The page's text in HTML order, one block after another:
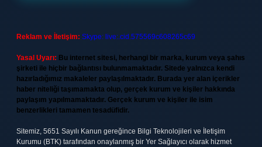
Reklam ve İletişim: Skype: live:.cid.575569c608265c69
Yasal Uyarı: Bu internet sitesi, herhangi bir marka, kurum veya şahıs
şirketi ile hiçbir bağlantısı bulunmamaktadır. Sitede yalnızca kendi
hazırladığımız makaleler paylaşılmaktadır. Burada yer alan içerikler
haber niteliği taşımamakta olup, gerçek kurum ve kişiler hakkında
paylaşım yapılmamaktadır. Gerçek kurum ve kişiler ile isim
benzerlikleri tamamen tesadüfidir.
Sitemiz, 5651 Sayılı Kanun gereğince Bilgi Teknolojileri ve İletişim
Kurumu (BTK) tarafından onaylanmış bir Yer Sağlayıcı olarak hizmet